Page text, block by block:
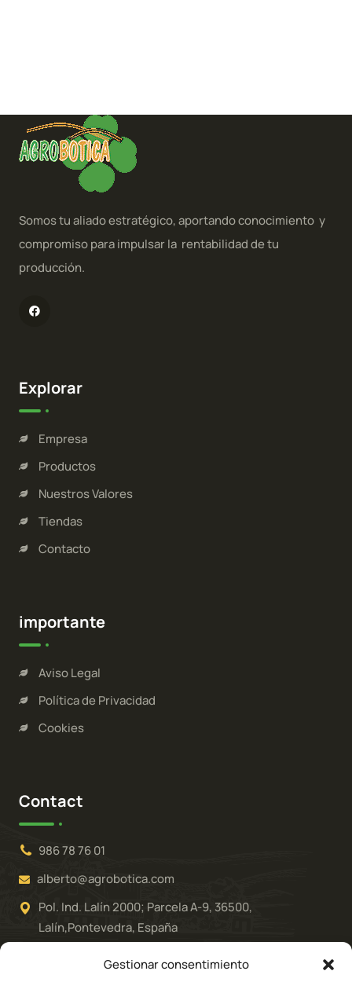
Gestionar consentimiento
Somos tu aliado estratégico, aportando conocimiento y
compromiso para impulsar la rentabilidad de tu
producción.
Explorar
Empresa
Productos
Nuestros Valores
Tiendas
Contacto
importante
Aviso Legal
Política de Privacidad
Cookies
Contact
986 78 76 01
alberto@agrobotica.com
Pol. Ind. Lalín 2000; Parcela A-9, 36500,
Lalín,Pontevedra, España